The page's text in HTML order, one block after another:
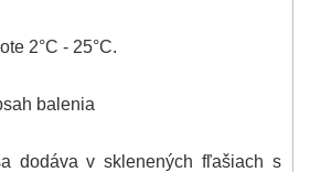
2°C - 25°C.
balenia
dodáva v sklenených fľašiach s